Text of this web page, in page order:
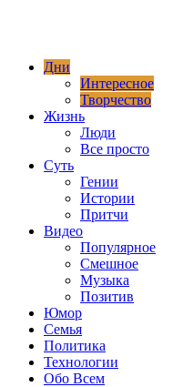
Дни
Интересное
Творчество
Жизнь
Люди
Все просто
Суть
Гении
Истории
Притчи
Видео
Популярное
Смешное
Музыка
Позитив
Юмор
Семья
Политика
Технологии
Обо Всем